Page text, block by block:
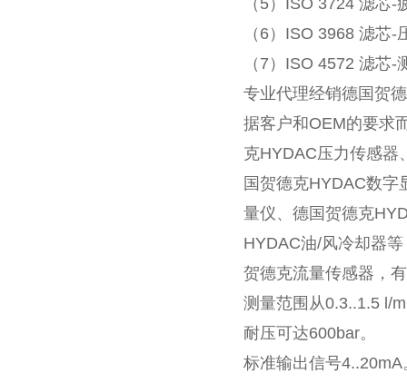
（5）ISO 3724 滤芯-
（6）ISO 3968 滤芯-
（7）ISO 4572 滤芯
专业代理经销德国贺
据客户和OEM的要求
克HYDAC压力传感器
国贺德克HYDAC数
量仪、德国贺德克
HYDAC油/风冷却器等
贺德克流量传感器，
测量范围从0.3..1.5 l/
耐压可达600bar。
标准输出信号4..20mA